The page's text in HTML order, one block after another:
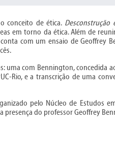
conceito de ética. Desconstrução
em torno da ética. Além de
com um ensaio de Geoffrey
com Bennington, concedida
Rio, e a transcrição de uma
pelo Núcleo de Estudos
presença do professor Geoffrey